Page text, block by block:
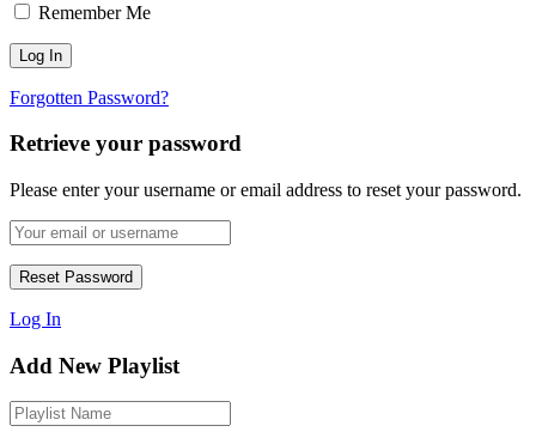
Remember Me
Forgotten Password?
Retrieve your password
Please enter your username or email address to reset your password.
Log In
Add New Playlist